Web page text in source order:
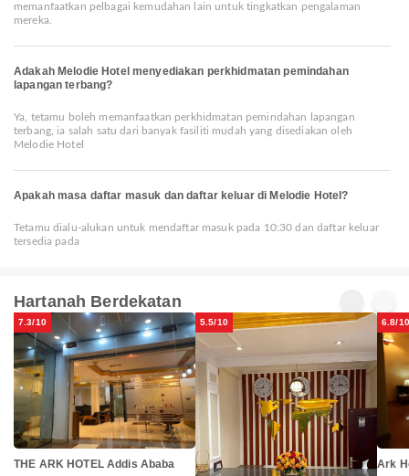
memanfaatkan pelbagai kemudahan lain untuk tingkatkan pengalaman
mereka.
Adakah Melodie Hotel menyediakan perkhidmatan pemindahan
lapangan terbang?
Ya, tetamu boleh memanfaatkan perkhidmatan pemindahan lapangan
terbang, ia salah satu dari banyak fasiliti mudah yang disediakan oleh
Melodie Hotel
Apakah masa daftar masuk dan daftar keluar di Melodie Hotel?
Tetamu dialu-alukan untuk mendaftar masuk pada 10:30 dan daftar keluar
tersedia pada
Hartanah Berdekatan
7.3/10
THE ARK HOTEL Addis Ababa
5.5/10 6.8/10
Ark